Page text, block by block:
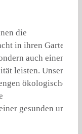
die
in ihren Garten
auch einen
leisten. Unsere
ökologischen
gesunden und